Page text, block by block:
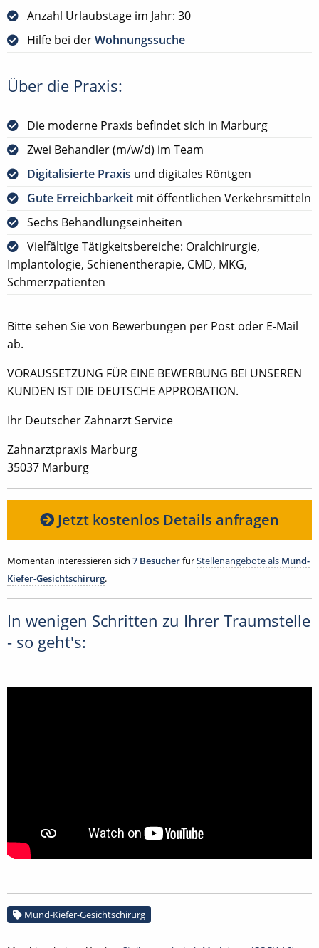
Anzahl Urlaubstage im Jahr: 30
Hilfe bei derWohnungssuche
Über die Praxis:
Die moderne Praxis befindet sich in Marburg
Zwei Behandler (m/w/d) im Team
Digitalisierte Praxis und digitales Röntgen
Gute Erreichbarkeit mit öffentlichen Verkehrsmitteln
Sechs Behandlungseinheiten
Vielfältige Tätigkeitsbereiche: Oralchirurgie,
Implantologie, Schienentherapie, CMD, MKG,
Schmerzpatienten
Bitte sehen Sie von Bewerbungen per Post oder E-Mail
ab.
VORAUSSETZUNG FÜR EINE BEWERBUNG BEI UNSEREN
KUNDEN IST DIE DEUTSCHE APPROBATION.
Ihr Deutscher Zahnarzt Service
Zahnarztpraxis Marburg
35037 Marburg
Jetzt kostenlos Details anfragen
Momentan interessieren sich 7 BesucherfürStellenangebote als Mund-
Kiefer-Gesichtschirurg.
In wenigen Schritten zu Ihrer Traumstelle
- so geht's:
Mund-Kiefer-Gesichtschirurg